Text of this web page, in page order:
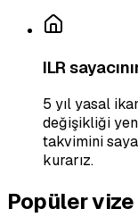
ILR
5 yıl yasal
değişikliği
takvimini
kurarız.
Popüler